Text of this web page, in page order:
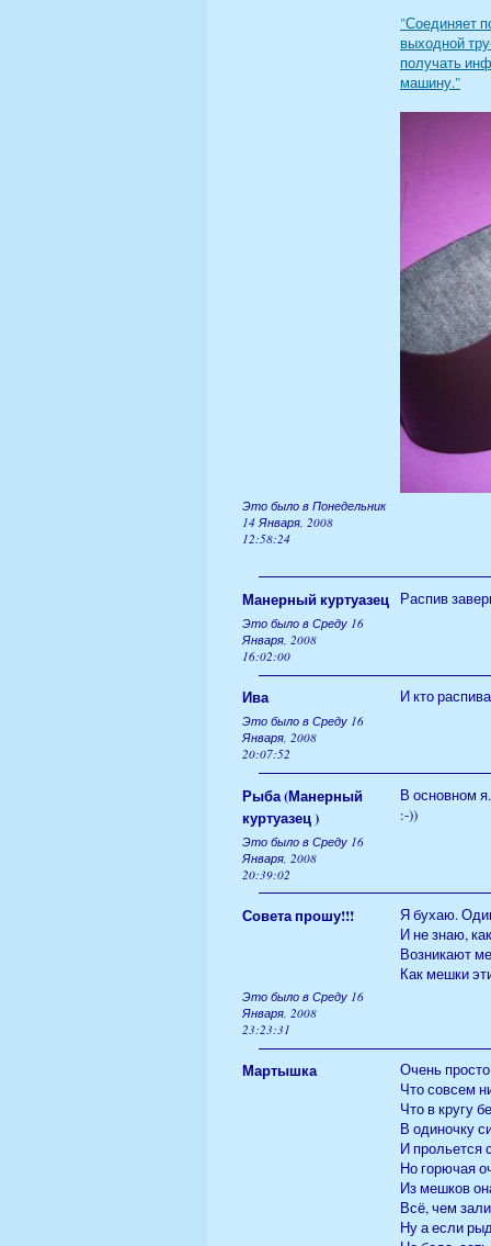
"Соединяет
выходной
получать
машину."
Это было в Понедельник
14 Января, 2008
12:58:24
Манерный куртуазец Распив
Это было в Среду 16
Января, 2008
16:02:00
Ива И кто
Это было в Среду 16
Января, 2008
20:07:52
Рыба (Манерный
куртуазец )
В основном я.
:-))
Это было в Среду 16
Января, 2008
20:39:02
Совета прошу!!!
Я бухаю.
И не знаю,
Возникают
Как мешки
Это было в Среду 16
Января, 2008
23:23:31
Мартышка
Очень
Что совсем
Что в кругу
В одиночку
И прольется
Но горючая
Из мешков
Всё, чем
Ну а если